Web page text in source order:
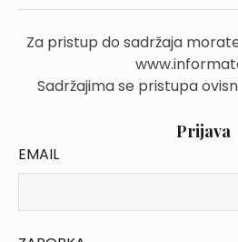
Za pristup do sadržaja
Sadržajima se pristupa
Prijava
EMAIL